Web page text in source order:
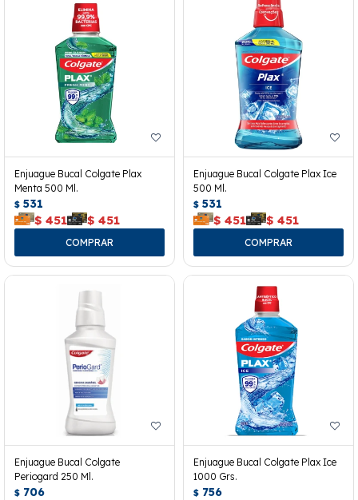
Enjuague Bucal Colgate Plax
Menta 500 Ml.
$ 531
$ 451 $ 451
Enjuague Bucal Colgate Plax Ice
500 Ml.
$ 531
$ 451 $ 451
Enjuague Bucal Colgate
Periogard 250 Ml.
$ 706
Enjuague Bucal Colgate Plax Ice
1000 Grs.
$ 756